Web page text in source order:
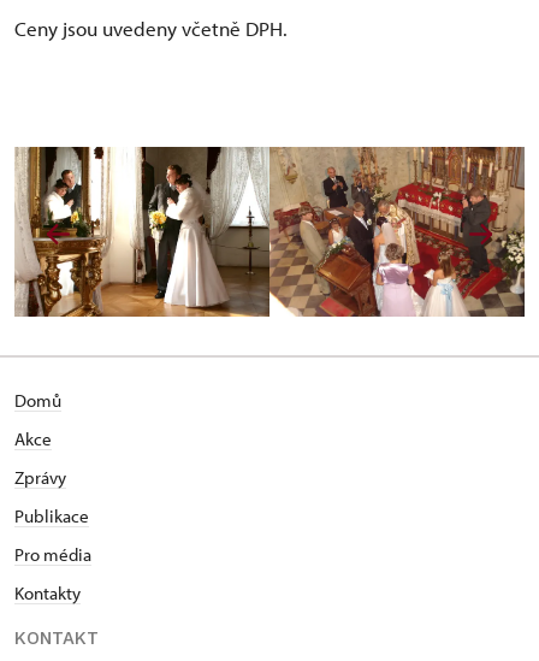
Ceny jsou uvedeny včetně DPH.
Domů
Akce
Zprávy
Publikace
Pro média
Kontakty
KONTAKT